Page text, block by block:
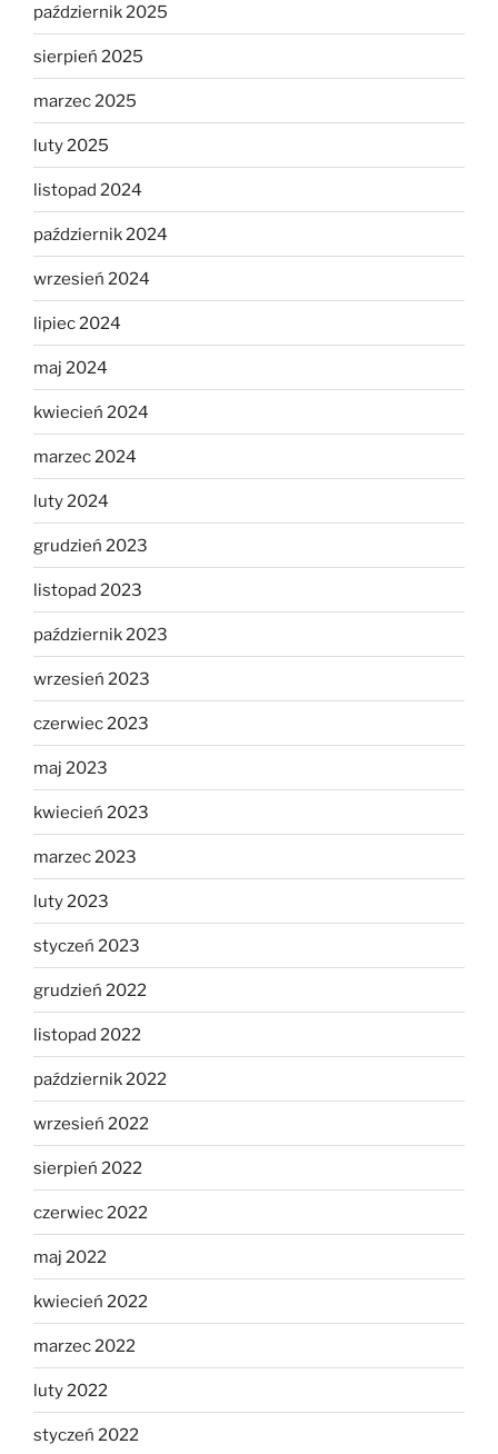
październik 2025
sierpień 2025
marzec 2025
luty 2025
listopad 2024
październik 2024
wrzesień 2024
lipiec 2024
maj 2024
kwiecień 2024
marzec 2024
luty 2024
grudzień 2023
listopad 2023
październik 2023
wrzesień 2023
czerwiec 2023
maj 2023
kwiecień 2023
marzec 2023
luty 2023
styczeń 2023
grudzień 2022
listopad 2022
październik 2022
wrzesień 2022
sierpień 2022
czerwiec 2022
maj 2022
kwiecień 2022
marzec 2022
luty 2022
styczeń 2022